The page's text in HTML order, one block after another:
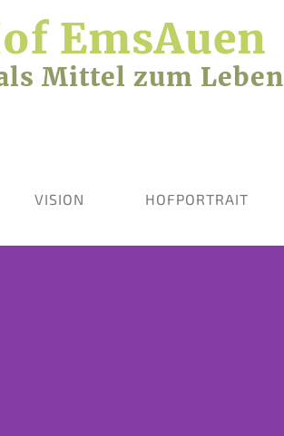
EmsAuen
Mittel zum Leben
VISION HOFPORTRAIT